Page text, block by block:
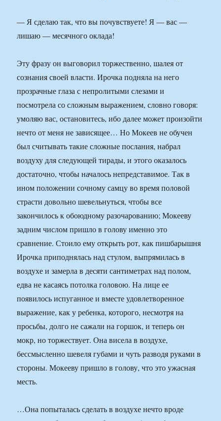
— Я сделаю так, что вы почувствуете! Я — вас —
лишаю — месячного оклада!
Эту фразу он выговорил торжественно, шалея от
сознания своей власти. Ирочка подняла на него
прозрачные глаза с непролитыми слезами и
посмотрела со сложным выражением, словно говоря:
умоляю вас, остановитесь, ибо далее может произойти
нечто от меня не зависящее… Но Мокеев не обучен
был считывать такие сложные послания, набрал
воздуху для следующей тирады, и этого оказалось
достаточно, чтобы началось непредставимое. Так в
ином положении сочному самцу во время половой
страсти довольно шевельнуться, чтобы все
закончилось к обоюдному разочарованию; Мокееву
задним числом пришло в голову именно это
сравнение. Стоило ему открыть рот, как пишбарышня
Ирочка приподнялась над стулом, выпрямилась в
воздухе и замерла в десяти сантиметрах над полом,
едва не касаясь потолка головою. На лице ее
появилось испуганное и вместе удовлетворенное
выражение, как у ребенка, которого, несмотря на
просьбы, долго не сажали на горшок, и теперь он
мокр, но торжествует. Она висела в воздухе,
бессмысленно шевеля губами и чуть разводя руками в
стороны. Мокееву пришло в голову, что это ужасная
месть.
…Она попыталась сделать в воздухе нечто вроде